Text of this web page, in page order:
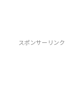
スポンサーリンク